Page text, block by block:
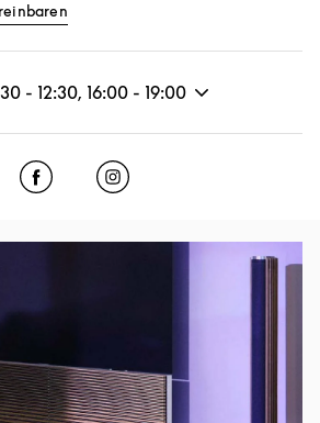
- 12:30, 16:00 - 19:00
Click to open Facebook
Link Opens in New Tab
Click to open Instagram
Link Opens in New Tab